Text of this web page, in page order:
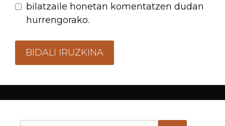
bilatzaile honetan komentatzen dudan
hurrengorako.